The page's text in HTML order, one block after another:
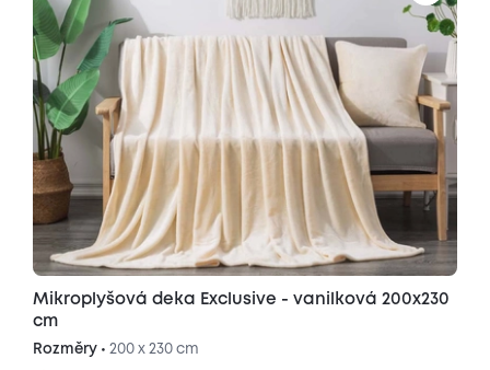
Mikroplyšová deka Exclusive - vanilková 200x230
cm
Rozměry • 200 x 230 cm